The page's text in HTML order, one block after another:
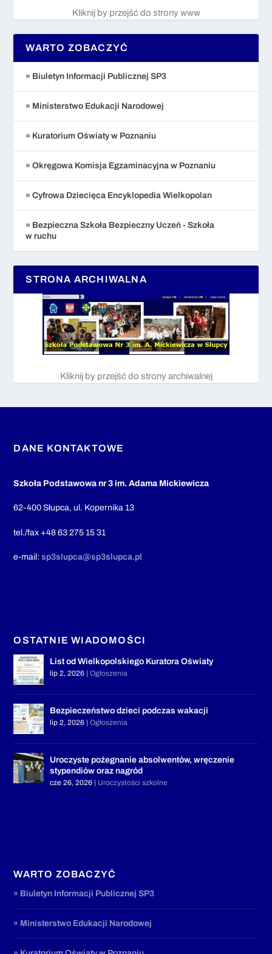
Kliknij by przejść do strony www
WARTO ZOBACZYĆ
» Biuletyn Informacji Publicznej SP3
» Ministerstwo Edukacji Narodowej
» Kuratorium Oświaty w Poznaniu
» Okręgowa Komisja Egzaminacyjna w Poznaniu
» Cyfrowa Dziecięca Encyklopedia Wielkopolan
» Bezpieczna Szkoła Bezpieczny Uczeń - Szkoła
w ruchu
STRONA ARCHIWALNA
Kliknij by przejść do strony archiwalnej
DANE KONTAKTOWE
Szkoła Podstawowa nr 3 im. Adama Mickiewicza
62-400 Słupca, ul. Kopernika 13
tel./fax +48 63 275 15 31
e-mail:sp3slupca@sp3slupca.pl
OSTATNIE WIADOMOŚCI
List od Wielkopolskiego Kuratora Oświaty
lip 2, 2026 |Ogłoszenia
Bezpieczeństwo dzieci podczas wakacji
lip 2, 2026 |Ogłoszenia
Uroczyste pożegnanie absolwentów, wręczenie
stypendiów oraz nagród
cze 26, 2026 | Uroczystości szkolne
WARTO ZOBACZYĆ
» Biuletyn Informacji Publicznej SP3
» Ministerstwo Edukacji Narodowej